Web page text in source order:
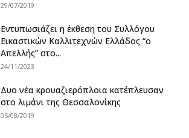
29/07/2019
Εντυπωσιάζει η έκθεση του Συλλόγου
Εικαστικών Καλλιτεχνών Ελλάδος “ο
Απελλής” στο...
24/11/2023
Δυο νέα κρουαζιερόπλοια κατέπλευσαν
στο λιμάνι της Θεσσαλονίκης
05/08/2019